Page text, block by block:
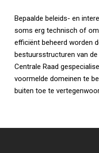
Bepaalde beleids- en
soms erg technisch of
efficiënt beheerd worden
bestuursstructuren van
Centrale Raad
voormelde domeinen te
buiten toe te